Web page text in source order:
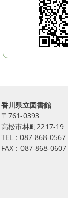
香川県立図書館
〒761-0393
高松市林町2217-19
TEL：087-868-0567
FAX：087-868-0607